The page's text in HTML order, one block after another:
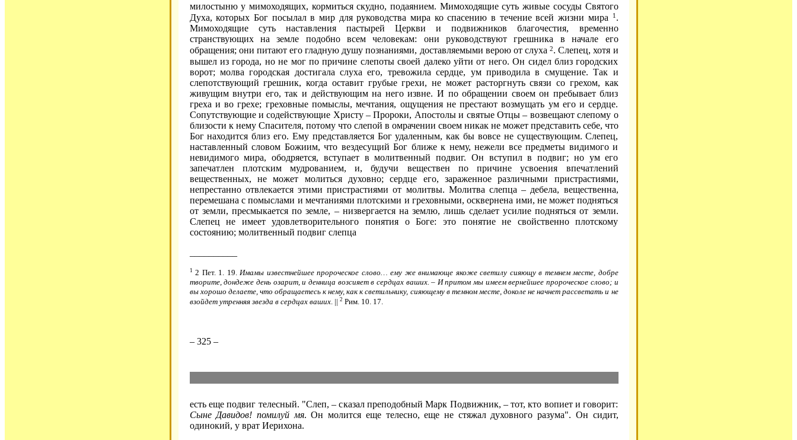
милостыню у мимоходящих, кормиться скудно, подаянием. Мимоходящие суть живые сосуды Святого
Духа, которых Бог посылал в мир для руководства мира ко спасению в течение всей жизни мира
1 .
Мимоходящие суть наставления пастырей Церкви и подвижников благочестия, временно
странствующих на земле подобно всем человекам: они руководствуют грешника в начале его
обращения; они питают его гладную душу познаниями, доставляемыми верою от слуха2. Слепец, хотя и
вышел из города, но не мог по причине слепоты своей далеко уйти от него. Он сидел близ городских
ворот; молва городская достигала слуха его, тревожила сердце, ум приводила в смущение. Так и
слепотствующий грешник, когда оставит грубые грехи, не может расторгнуть связи со грехом, как
живущим внутри его, так и действующим на него извне. И по обращении своем он пребывает близ
греха и во грехе; греховные помыслы, мечтания, ощущения не престают возмущать ум его и сердце.
Сопутствующие и содействующие Христу – Пророки, Апостолы и святые Отцы – возвещают слепому о
близости к нему Спасителя, потому что слепой в омрачении своем никак не может представить себе, что
Бог находится близ его. Ему представляется Бог удаленным, как бы вовсе не существующим. Слепец,
наставленный словом Божиим, что вездесущий Бог ближе к нему, нежели все предметы видимого и
невидимого мира, ободряется, вступает в молитвенный подвиг. Он вступил в подвиг; но ум его
запечатлен плотским мудрованием, и, будучи веществен по причине усвоения впечатлений
вещественных, не может молиться духовно; сердце его, зараженное различными пристрастиями,
непрестанно отвлекается этими пристрастиями от молитвы. Молитва слепца – дебела, вещественна,
перемешана с помыслами и мечтаниями плотскими и греховными, осквернена ими, не может подняться
от земли, пресмыкается по земле, – низвергается на землю, лишь сделает усилие подняться от земли.
Слепец не имеет удовлетворительного понятия о Боге: это понятие не свойственно плотскому
состоянию; молитвенный подвиг слепца
1 2 Пет. 1. 19. Имамы известнейшее пророческое слово… ему же внимающе якоже светилу сияющу в темнем месте, добре
творите, дондеже день озарит, и денница возсияет в сердцах ваших. – И притом мы имеем вернейшее пророческое слово; и
вы хорошо делаете, что обращаетесь к нему, как к светильнику, сияющему в темном месте, доколе не начнет рассветать и не
взойдет утренняя звезда в сердцах ваших. || 2 Рим. 10. 17.
– 325 –
есть еще подвиг телесный. "Слеп, – сказал преподобный Марк Подвижник, – тот, кто вопиет и говорит:
Сыне Давидов! помилуй мя. Он молится еще телесно, еще не стяжал духовного разума". Он сидит,
одинокий, у врат Иерихона.